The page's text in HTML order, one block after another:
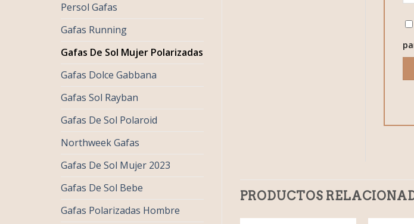
Persol Gafas
Gafas Running
Gafas De Sol Mujer Polarizadas
Gafas Dolce Gabbana
Gafas Sol Rayban
Gafas De Sol Polaroid
Northweek Gafas
Gafas De Sol Mujer 2023
Gafas De Sol Bebe
Gafas Polarizadas Hombre
PRODUCTOS